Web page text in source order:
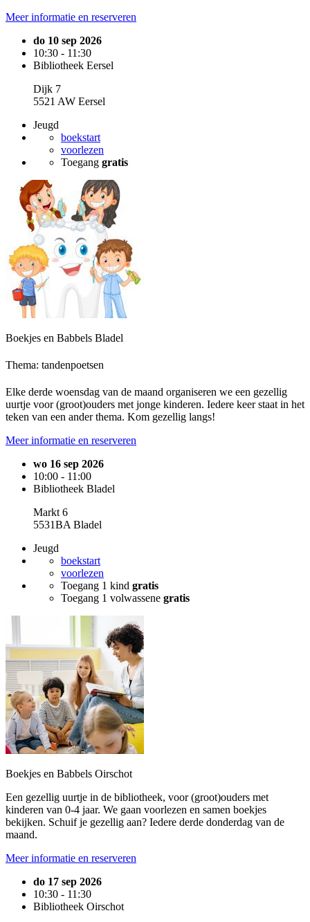
Meer informatie en reserveren
do 10 sep 2026
10:30 - 11:30
Bibliotheek Eersel
Dijk 7
5521 AW Eersel
Jeugd
boekstart
voorlezen
Toegang gratis
Boekjes en Babbels Bladel
Thema: tandenpoetsen
Elke derde woensdag van de maand organiseren we een gezellig
uurtje voor (groot)ouders met jonge kinderen. Iedere keer staat in het
teken van een ander thema. Kom gezellig langs!
Meer informatie en reserveren
wo 16 sep 2026
10:00 - 11:00
Bibliotheek Bladel
Markt 6
5531BA Bladel
Jeugd
boekstart
voorlezen
Toegang 1 kind gratis
Toegang 1 volwassene gratis
Boekjes en Babbels Oirschot
Een gezellig uurtje in de bibliotheek, voor (groot)ouders met
kinderen van 0-4 jaar. We gaan voorlezen en samen boekjes
bekijken. Schuif je gezellig aan? Iedere derde donderdag van de
maand.
Meer informatie en reserveren
do 17 sep 2026
10:30 - 11:30
Bibliotheek Oirschot